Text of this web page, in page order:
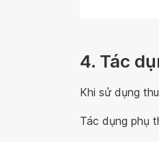
4. Tác
Khi sử dụng
Tác dụng phụ